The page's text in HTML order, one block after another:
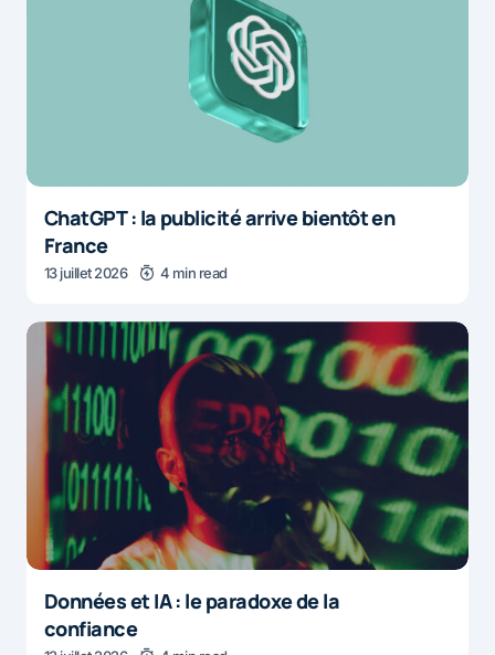
ChatGPT : la publicité arrive bientôt en
France
13 juillet 2026 4 min read
Données et IA : le paradoxe de la
confiance